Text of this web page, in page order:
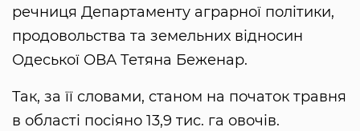
речниця Департаменту аграрної політики,
продовольства та земельних відносин
Одеської ОВА Тетяна Беженар.
Так, за її словами, станом на початок травня
в області посіяно 13,9 тис. га овочів.